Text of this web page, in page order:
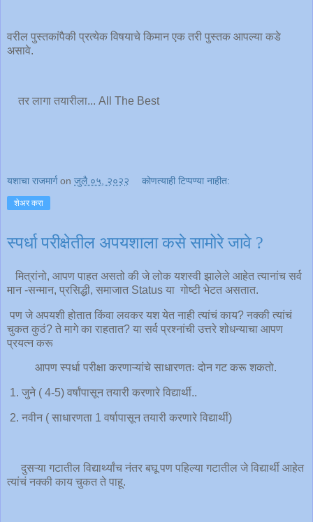
वरील पुस्तकांपैकी प्रत्येक विषयाचे किमान एक तरी पुस्तक आपल्या कडे
असावे.
तर लागा तयारीला... All The Best
यशाचा राजमार्ग on जुलै ०५, २०२२ कोणत्याही टिप्पण्‍या नाहीत:
शेअर करा
स्पर्धा परीक्षेतील अपयशाला कसे सामोरे जावे ?
मित्रांनो, आपण पाहत असतो की जे लोक यशस्वी झालेले आहेत त्यानांच सर्व
मान -सन्मान, प्रसिद्धी, समाजात Status या गोष्टी भेटत असतात.
पण जे अपयशी होतात किंवा लवकर यश येत नाही त्यांचं काय? नक्की त्यांचं
चुकत कुठं? ते मागे का राहतात? या सर्व प्रश्नांची उत्तरे शोधन्याचा आपण
प्रयत्न करू
आपण स्पर्धा परीक्षा करणाऱ्यांचे साधारणतः दोन गट करू शकतो.
1. जुने ( 4-5) वर्षांपासून तयारी करणारे विद्यार्थी..
2. नवीन ( साधारणता 1 वर्षापासून तयारी करणारे विद्यार्थी)
दुसऱ्या गटातील विद्यार्थ्यांच नंतर बघू पण पहिल्या गटातील जे विद्यार्थी आहेत
त्यांचं नक्की काय चुकत ते पाहू.